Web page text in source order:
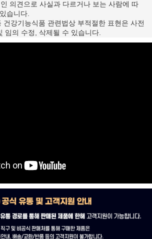
의견으로 사실과 다르거나 보는 사람에 따
습니다.
강기능식품 관련법상 부적절한 표현은 사전
임의 수정, 삭제될 수 있습니다.